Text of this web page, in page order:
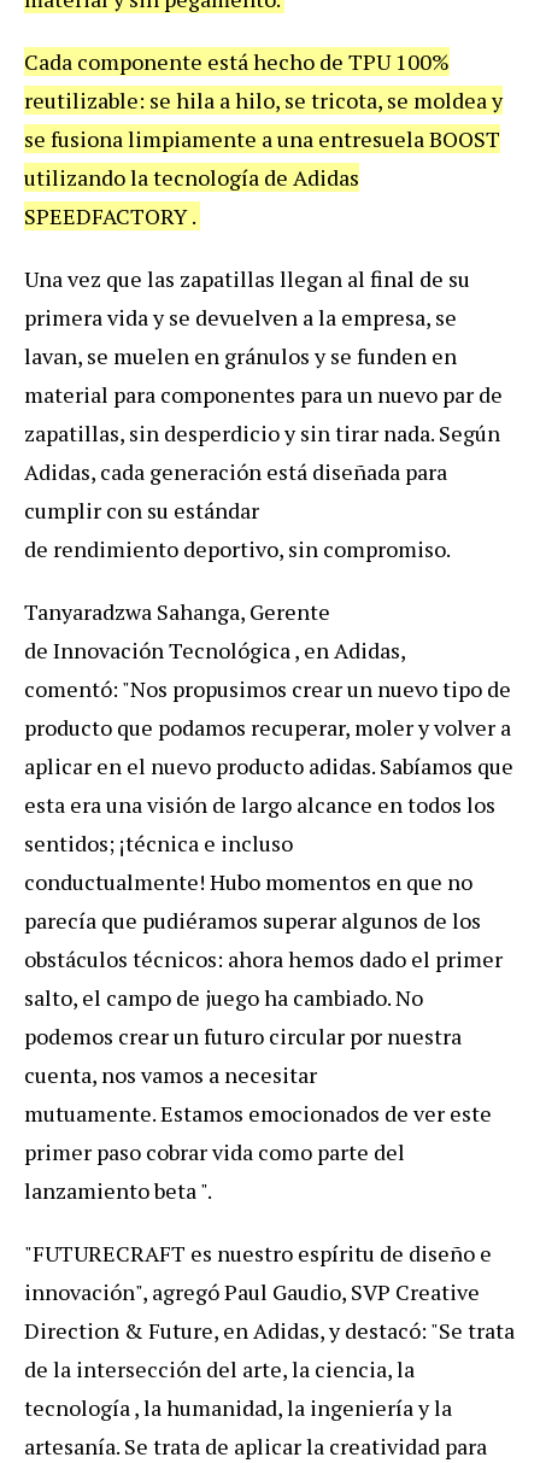
Cada componente está hecho de TPU 100%
reutilizable: se hila a hilo, se tricota, se moldea y
se fusiona limpiamente a una entresuela BOOST
utilizando la tecnología de Adidas
SPEEDFACTORY .
Una vez que las zapatillas llegan al final de su
primera vida y se devuelven a la empresa, se
lavan, se muelen en gránulos y se funden en
material para componentes para un nuevo par de
zapatillas, sin desperdicio y sin tirar nada. Según
Adidas, cada generación está diseñada para
cumplir con su estándar
de rendimiento deportivo, sin compromiso.
Tanyaradzwa Sahanga, Gerente
de Innovación Tecnológica , en Adidas,
comentó: "Nos propusimos crear un nuevo tipo de
producto que podamos recuperar, moler y volver a
aplicar en el nuevo producto adidas. Sabíamos que
esta era una visión de largo alcance en todos los
sentidos; ¡técnica e incluso
conductualmente! Hubo momentos en que no
parecía que pudiéramos superar algunos de los
obstáculos técnicos: ahora hemos dado el primer
salto, el campo de juego ha cambiado. No
podemos crear un futuro circular por nuestra
cuenta, nos vamos a necesitar
mutuamente. Estamos emocionados de ver este
primer paso cobrar vida como parte del
lanzamiento beta ".
"FUTURECRAFT es nuestro espíritu de diseño e
innovación", agregó Paul Gaudio, SVP Creative
Direction & Future, en Adidas, y destacó: "Se trata
de la intersección del arte, la ciencia, la
tecnología , la humanidad, la ingeniería y la
artesanía. Se trata de aplicar la creatividad para